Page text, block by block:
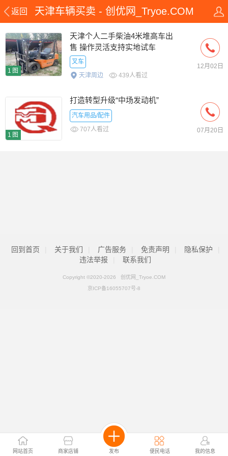
返回 天津车辆买卖 - 创优网_Tryoe.COM
网站首页 商家店铺 发布 便民电话 我的信息
1图
天津个人二手柴油4米堆高车出
售 操作灵活支持实地试车
叉车
天津周边
439人看过
12月02日
1图
打造转型升级“中场发动机”
汽车用品/配件
707人看过
07月20日
回到首页 关于我们 广告服务 免责声明 隐私保护
违法举报
联系我们
Copyright ©2020-2026 创优网_Tryoe.COM
京ICP备16055707号-8